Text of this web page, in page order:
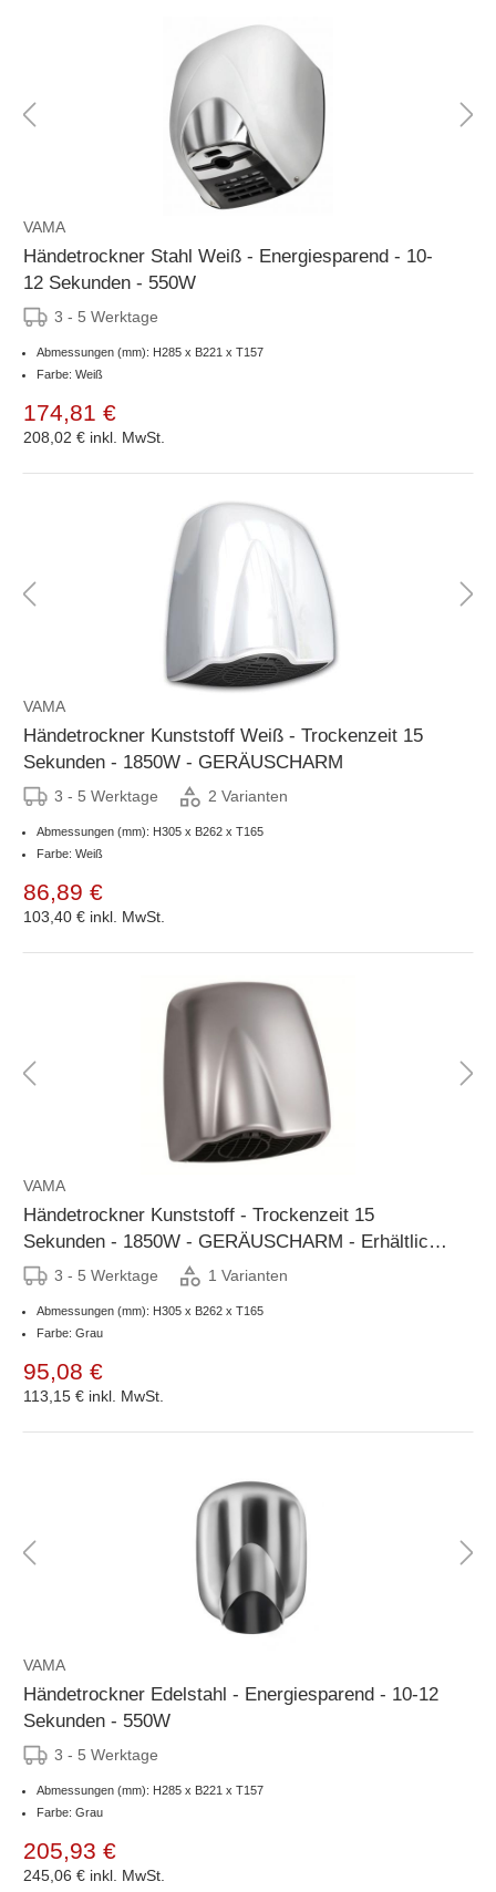
VAMA
Händetrockner Stahl Weiß - Energiesparend - 10-
12 Sekunden - 550W
3 - 5 Werktage
Abmessungen (mm): H285 x B221 x T157
Farbe: Weiß
174,81 €
208,02 € inkl. MwSt.
VAMA
Händetrockner Kunststoff Weiß - Trockenzeit 15
Sekunden - 1850W - GERÄUSCHARM
3 - 5 Werktage 2 Varianten
Abmessungen (mm): H305 x B262 x T165
Farbe: Weiß
86,89 €
103,40 € inkl. MwSt.
VAMA
Händetrockner Kunststoff - Trockenzeit 15
Sekunden - 1850W - GERÄUSCHARM - Erhältlich
in 2 Farben
3 - 5 Werktage 1 Varianten
Abmessungen (mm): H305 x B262 x T165
Farbe: Grau
95,08 €
113,15 € inkl. MwSt.
VAMA
Händetrockner Edelstahl - Energiesparend - 10-12
Sekunden - 550W
3 - 5 Werktage
Abmessungen (mm): H285 x B221 x T157
Farbe: Grau
205,93 €
245,06 € inkl. MwSt.